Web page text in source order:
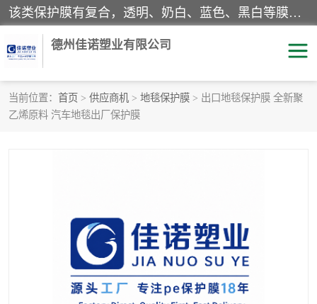
该类保护膜有复合，透明、奶白、蓝色、黑白等膜型。特高粘，高粘，中高粘，中粘，中低粘，低粘等。对于不同的粘力要求有相应的产品相适配。无胶渍残留污染。在较宽的收卷幅度下平整无皱纹，收卷长度大，利于机械化及自动化施工粘贴。为您的产品提供的表面保护解决方案。 产品广泛适用于：铝材、不锈钢、金属、塑料、电子、家电、家具、玻璃、化工材料、装饰材料等。
德州佳诺塑业有限公司
当前位置： 首页 > 供应商机 > 地毯保护膜 > 出口地毯保护膜 全新聚
乙烯原料 汽车地毯出厂保护膜
pe保护膜
黑白保护膜 乳白保护膜
明蓝保护膜 纯黑保护膜
印字保护膜 彩钢板保护膜